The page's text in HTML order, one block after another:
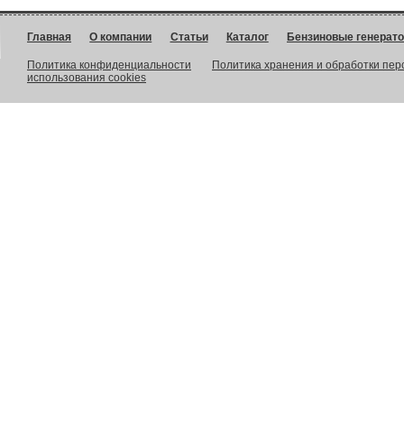
Главная О компании Статьи Каталог Бензиновые
Политика конфиденциальности
Политика хранения и обработки
использования cookies